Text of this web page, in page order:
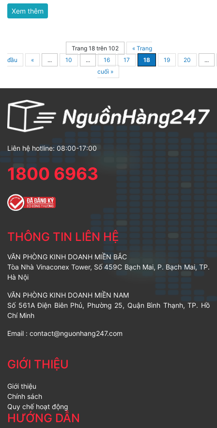
Xem thêm
Trang 18 trên 102
« Trang
đầu
« ... 10 ... 16 17 18 19 20
...
cuối »
Liên hệ hotline: 08:00-17:00
1800 6963
THÔNG TIN LIÊN HỆ
VĂN PHÒNG KINH DOANH MIỀN BẮC
Tòa Nhà Vinaconex Tower, Số 459C Bạch Mai, P. Bạch Mai, TP.
Hà Nội
VĂN PHÒNG KINH DOANH MIỀN NAM
Số 561A Điện Biên Phủ, Phường 25, Quận Bình Thạnh, TP. Hồ
Chí Minh
Email : contact@nguonhang247.com
GIỚI THIỆU
Giới thiệu
Chính sách
Quy chế hoạt động
HƯỚNG DẪN